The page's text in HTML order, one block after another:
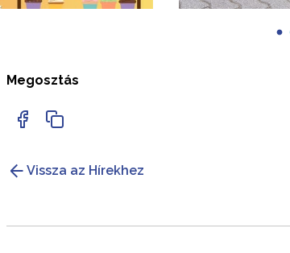
Megosztás
Vissza az Hírekhez